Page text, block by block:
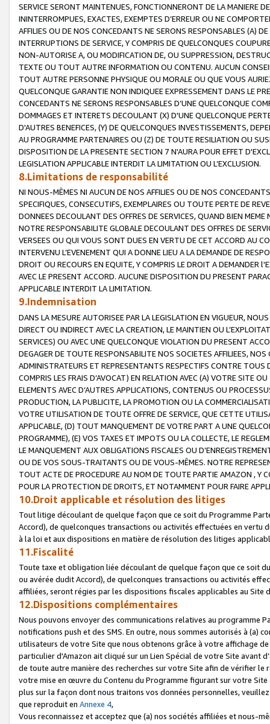
SERVICE SERONT MAINTENUES, FONCTIONNERONT DE LA MANIERE
ININTERROMPUES, EXACTES, EXEMPTES D’ERREUR OU NE
AFFILIES OU DE NOS CONCEDANTS NE SERONS RESPONSABLES (A)
INTERRUPTIONS DE SERVICE, Y COMPRIS DE QUELCONQUES
NON-AUTORISE A, OU MODIFICATION DE, OU SUPPRESSION,
TEXTE OU TOUT AUTRE INFORMATION OU CONTENU. AUCUN
TOUT AUTRE PERSONNE PHYSIQUE OU MORALE OU QUE VOUS
QUELCONQUE GARANTIE NON INDIQUEE EXPRESSEMENT DANS LE
CONCEDANTS NE SERONS RESPONSABLES D’UNE QUELCONQUE
DOMMAGES ET INTERETS DECOULANT (X) D'UNE QUELCONQUE
D'AUTRES BENEFICES, (Y) DE QUELCONQUES INVESTISSEMENTS,
AU PROGRAMME PARTENAIRES OU (Z) DE TOUTE RESILIATION OU
DISPOSITION DE LA PRESENTE SECTION 7 N'AURA POUR EFFET
LEGISLATION APPLICABLE INTERDIT LA LIMITATION OU L’EXCLUSION.
8.Limitations de responsabilité
NI NOUS-MÊMES NI AUCUN DE NOS AFFILIES OU DE NOS
SPECIFIQUES, CONSECUTIFS, EXEMPLAIRES OU TOUTE PERTE DE
DONNEES DECOULANT DES OFFRES DE SERVICES, QUAND BIEN
NOTRE RESPONSABILITE GLOBALE DECOULANT DES OFFRES DE
VERSEES OU QUI VOUS SONT DUES EN VERTU DE CET ACCORD AU
INTERVENU L’EVENEMENT QUI A DONNE LIEU A LA DEMANDE DE
DROIT OU RECOURS EN EQUITE, Y COMPRIS LE DROIT A DEMANDER
AVEC LE PRESENT ACCORD. AUCUNE DISPOSITION DU PRESENT
APPLICABLE INTERDIT LA LIMITATION.
9.Indemnisation
DANS LA MESURE AUTORISEE PAR LA LEGISLATION EN VIGUEUR,
DIRECT OU INDIRECT AVEC LA CREATION, LE MAINTIEN OU
SERVICES) OU AVEC UNE QUELCONQUE VIOLATION DU PRESENT
DEGAGER DE TOUTE RESPONSABILITE NOS SOCIETES AFFILIEES,
ADMINISTRATEURS ET REPRESENTANTS RESPECTIFS CONTRE
COMPRIS LES FRAIS D’AVOCAT) EN RELATION AVEC (A) VOTRE SITE
ELEMENTS AVEC D’AUTRES APPLICATIONS, CONTENUS OU
PRODUCTION, LA PUBLICITE, LA PROMOTION OU LA
VOTRE UTILISATION DE TOUTE OFFRE DE SERVICE, QUE CETTE
APPLICABLE, (D) TOUT MANQUEMENT DE VOTRE PART A UNE
PROGRAMME), (E) VOS TAXES ET IMPOTS OU LA COLLECTE, LE
LE MANQUEMENT AUX OBLIGATIONS FISCALES OU
OU DE VOS SOUS-TRAITANTS OU DE VOUS-MÊMES. NOTRE
TOUT ACTE DE PROCEDURE AU NOM DE TOUTE PARTIE AMAZON , Y
POUR LA PROTECTION DE DROITS, ET NOTAMMENT POUR FAIRE
10.Droit applicable et résolution des litiges
Tout litige découlant de quelque façon que ce soit du Programme
Accord), de quelconques transactions ou activités effectuées en vertu
à la loi et aux dispositions en matière de résolution des litiges
11.Fiscalité
Toute taxe et obligation liée découlant de quelque façon que ce soit
ou avérée dudit Accord), de quelconques transactions ou activités
affiliées, seront régies par les dispositions fiscales applicables au Site
12.Dispositions complémentaires
Nous pouvons envoyer des communications relatives au programme
notifications push et des SMS. En outre, nous sommes autorisés à
utilisateurs de votre Site que nous obtenons grâce à votre affichage
particulier d'Amazon ait cliqué sur un Lien Spécial de votre Site avant
de toute autre manière des recherches sur votre Site afin de vérifier
votre mise en œuvre du Contenu du Programme figurant sur votre
plus sur la façon dont nous traitons vos données personnelles,
que reproduit en Annexe 4,
Vous reconnaissez et acceptez que (a) nos sociétés affiliées et nous-